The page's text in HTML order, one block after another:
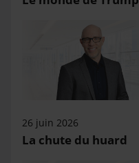
26 juin 2026
La chute du huard